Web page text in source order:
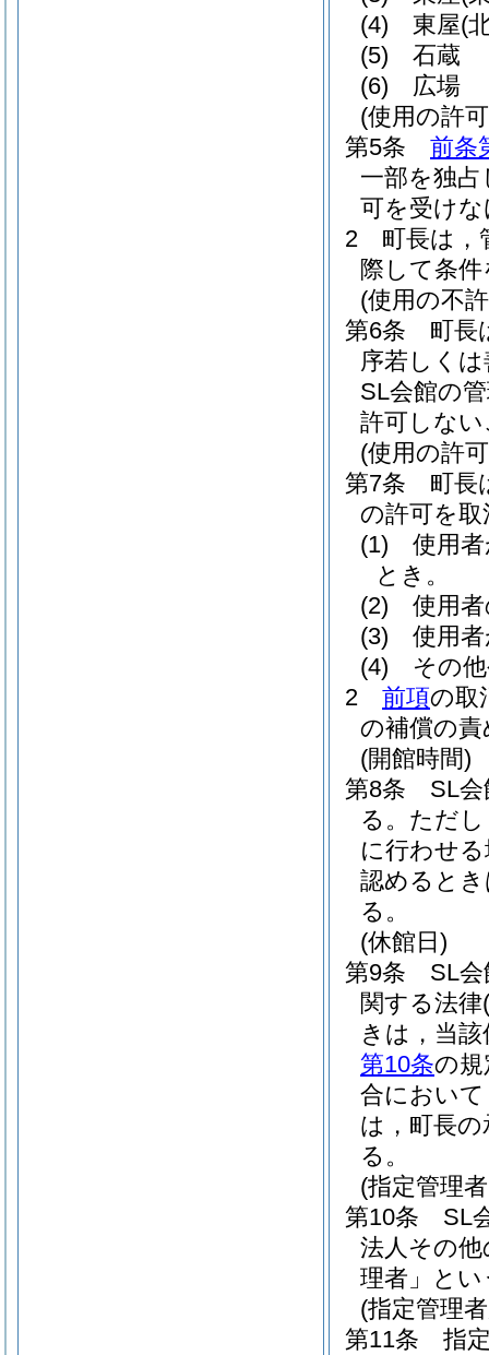
(4)
東屋(
(5)
石蔵
(6)
広場
(使用の許
第5条
前条
一部を独
可を受け
2
町長は，
際して条
(使用の不
第6条
町長
序若しく
SL会館の
許可しな
(使用の許
第7条
町長
の許可を
(1)
使用
とき。
(2)
使用
(3)
使用
(4)
その
2
前項の取
の補償の
(開館時間)
第8条
SL
る。 ただ
に行わせ
認めると
る。
(休館日)
第9条
SL
関する法律
きは，当
第10条の規
合におい
は，町長
る。
(指定管理
第10条
SL
法人その
理者」とい
(指定管理
第11条
指